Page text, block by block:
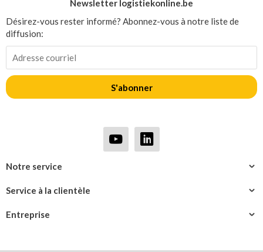
Entreprise
Service à la clientèle
Notre service
Newsletter logistiekonline.be
Désirez-vous rester informé? Abonnez-vous à notre liste de
diffusion:
S'abonner